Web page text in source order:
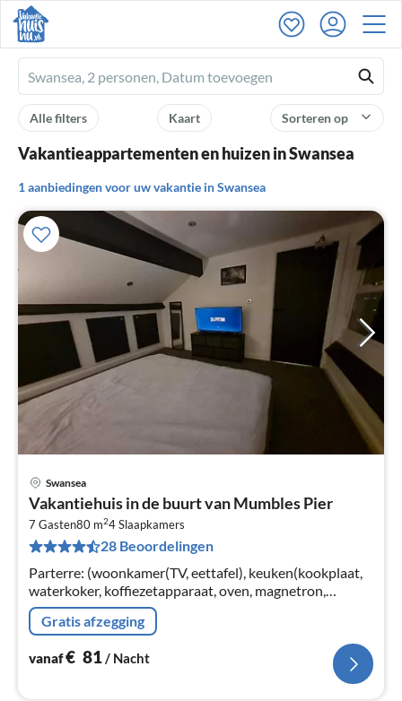
Ferienhausmiete
logo
Sorteren op
Kaart
Alle filters
Vakantieappartementen en huizen in Swansea
1 aanbiedingen voor uw vakantie in Swansea
Swansea
Vakantiehuis in de buurt van Mumbles Pier
7 Gasten80 m24Slaapkamers
28 Beoordelingen
Parterre: (woonkamer(TV, eettafel), keuken(kookplaat,
waterkoker, koffiezetapparaat, oven, magnetron,
koel-/vriescombinatie, wasmachine, ), slaapkamer(2-
pers. bed)
Gratis afzegging
vanaf€ 81/ Nacht